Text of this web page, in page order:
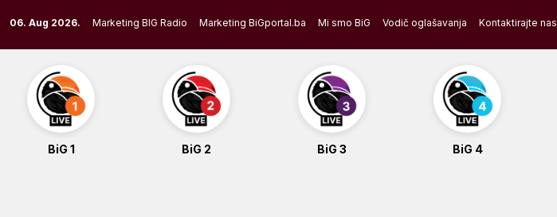
to
content
06. Aug 2026. Marketing BIG Radio Marketing BiGportal.ba Mi smo BiG Vodič oglašavanja Kontaktirajte nas
BiG 1 BiG 2 BiG 3 BiG 4